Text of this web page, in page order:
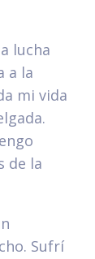
lucha
a la
mi vida
de la
Sufrí